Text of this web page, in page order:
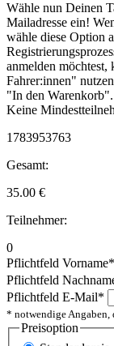
Wähle nun Deinen
Mailadresse ein!
wähle diese Option
anmelden
Fahrer:innen"
"In den
Keine
1783953763
Gesamt:
35.00 €
Teilnehmer:
0
Pflichtfeld Vorname*
Pflichtfeld
Pflichtfeld E-Mail*
* notwendige
Preisoption